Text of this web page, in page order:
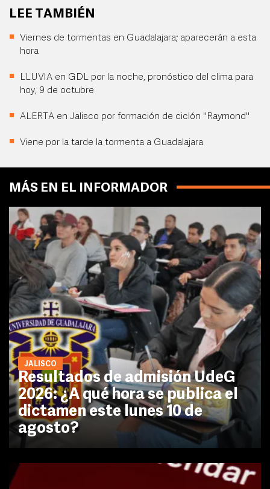
LEE TAMBIÉN
Viernes de tormentas en Guadalajara; aparecerán a esta
hora
LLUVIA en GDL por la noche, pronóstico del clima para
hoy, 9 de octubre
ALERTA en Jalisco por formación de ciclón "Raymond"
Viene por la tarde la tormenta a Guadalajara
MÁS EN EL INFORMADOR
JALISCO
Resultados de admisión UdeG
2026: ¿A qué hora se publica el
dictamen este lunes 10 de
agosto?